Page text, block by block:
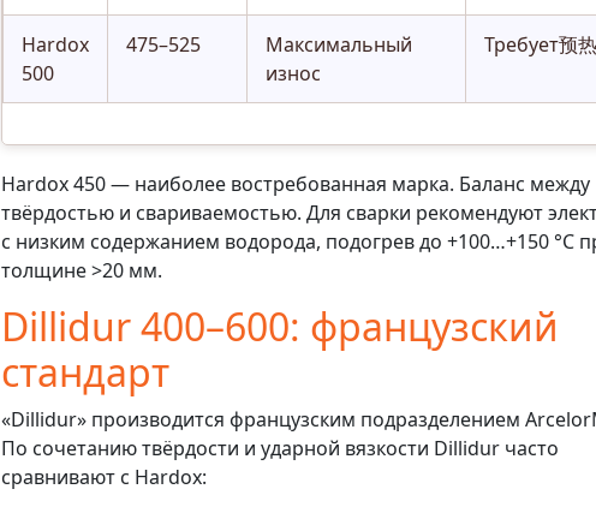
Hardox
500
475–525
Максимальный
износ
Требует预热
Hardox 450 — наиболее востребованная марка. Баланс между
твёрдостью и свариваемостью. Для сварки рекомендуют
с низким содержанием водорода, подогрев до +100…+150 °C
толщине >20 мм.
Dillidur 400–600: французский
стандарт
«Dillidur» производится французским подразделением
По сочетанию твёрдости и ударной вязкости Dillidur часто
сравнивают с Hardox: